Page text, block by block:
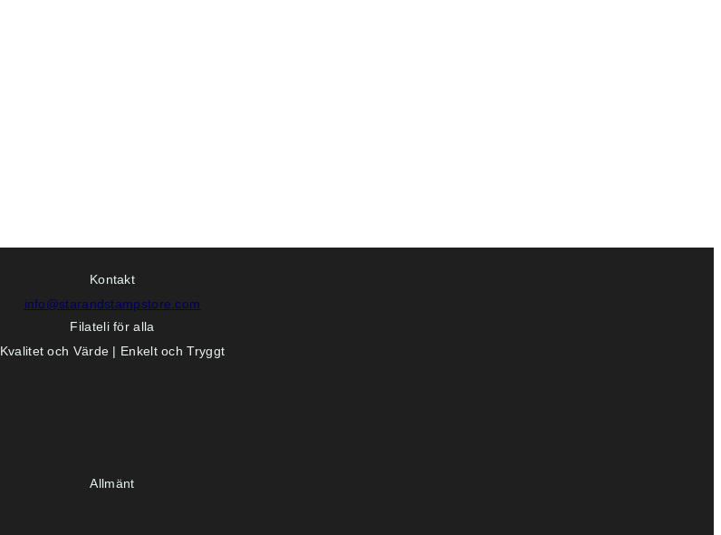
Kontakt
info@starandstampstore.com
Filateli för alla
Kvalitet och Värde | Enkelt och Tryggt
Allmänt